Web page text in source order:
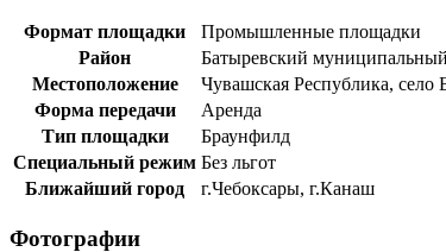
Формат площадки
Промышленные площадки
Район
Батыревский
Местоположение
Чувашская Республика, село
Форма передачи
Аренда
Тип площадки
Браунфилд
Специальный режим Без льгот
Ближайший город
г.Чебоксары, г.Канаш
Фотографии